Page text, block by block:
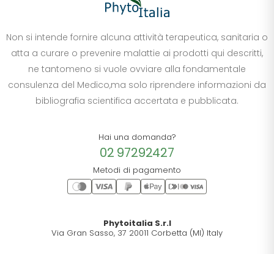
Non si intende fornire alcuna attività terapeutica, sanitaria o
atta a curare o prevenire malattie ai prodotti qui descritti,
ne tantomeno si vuole ovviare alla fondamentale
consulenza del Medico,ma solo riprendere informazioni da
bibliografia scientifica accertata e pubblicata.
Hai una domanda?
02 97292427
Metodi di pagamento
Phytoitalia S.r.l
Via Gran Sasso, 37 20011 Corbetta (MI) Italy